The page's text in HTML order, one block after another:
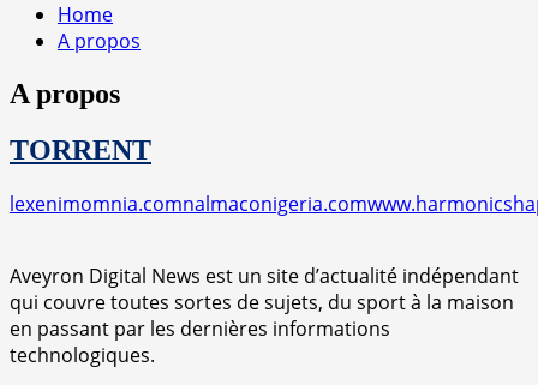
Home
A propos
A propos
TORRENT
lexenimomnia.comnalmaconigeria.com
Aveyron Digital News est un site d’actualité indépendant
qui couvre toutes sortes de sujets, du sport à la maison
en passant par les dernières informations
technologiques.